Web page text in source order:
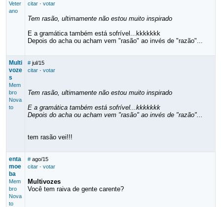
Veter
ano
citar· votar
Tem rasão, ultimamente não estou muito inspirado
E a gramática também está sofrível...kkkkkkk
Depois do acha ou acham vem "rasão" ao invés de "razão"...
Multi
voze
s
Mem
bro
Nova
to
# jul/15
citar· votar
Tem rasão, ultimamente não estou muito inspirado
E a gramática também está sofrível...kkkkkkk
Depois do acha ou acham vem "rasão" ao invés de "razão"...
tem rasão vei!!!
enta
moe
ba
Mem
bro
Nova
to
# ago/15
citar· votar
Multivozes
Você tem raiva de gente carente?